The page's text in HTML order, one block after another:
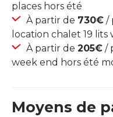
places hors été
À partir de 730€ /
location chalet 19
À partir de 205€ /
week end hors été
Moyens de